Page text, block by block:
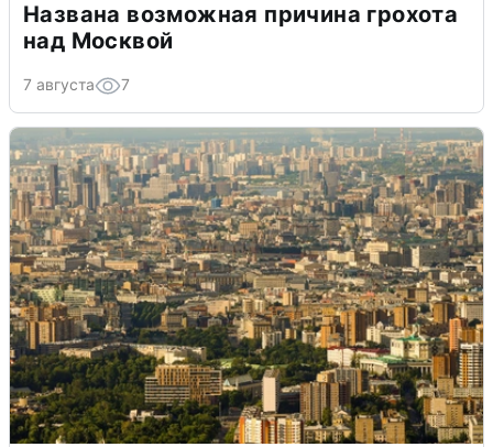
Названа возможная причина грохота
над Москвой
7 августа 7